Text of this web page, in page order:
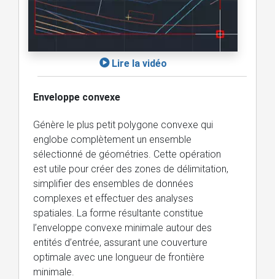
Lire la vidéo
Enveloppe convexe
Génère le plus petit polygone convexe qui
englobe complètement un ensemble
sélectionné de géométries. Cette opération
est utile pour créer des zones de délimitation,
simplifier des ensembles de données
complexes et effectuer des analyses
spatiales. La forme résultante constitue
l’enveloppe convexe minimale autour des
entités d’entrée, assurant une couverture
optimale avec une longueur de frontière
minimale.